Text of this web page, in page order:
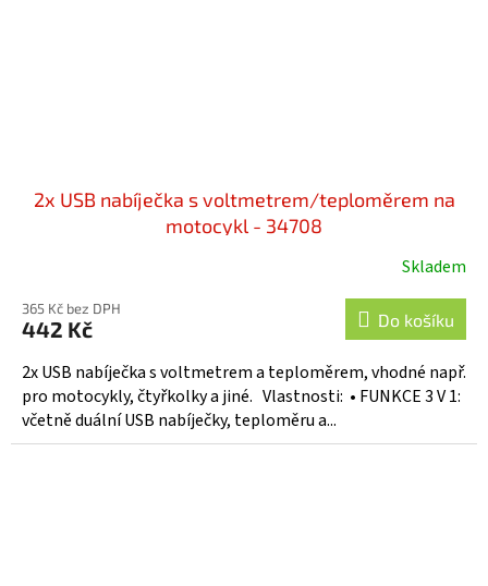
2x USB nabíječka s voltmetrem/teploměrem na
motocykl - 34708
Skladem
365 Kč bez DPH
442 Kč Do košíku
2x USB nabíječka s voltmetrem a teploměrem, vhodné např.
pro motocykly, čtyřkolky a jiné. Vlastnosti: • FUNKCE 3 V 1:
včetně duální USB nabíječky, teploměru a...